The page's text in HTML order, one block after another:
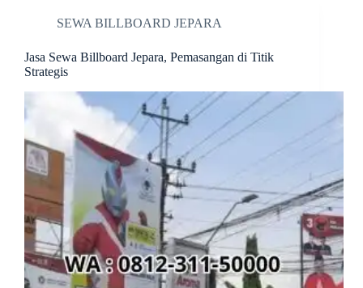
SEWA BILLBOARD JEPARA
Jasa Sewa Billboard Jepara, Pemasangan di Titik
Strategis